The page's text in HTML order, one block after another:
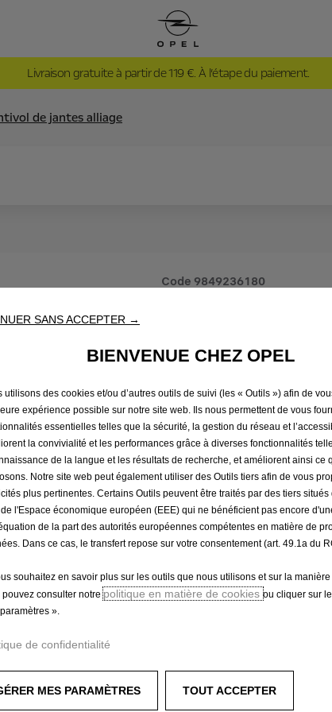
Livraison gratuite à partir de 119 €. À l’étape du paiement.
de jantes alliage
Code 9849236180
VIS
ALLIAGE
47,10 €
P
r
i
c
e
i
4
7
TTC/unité
-
+
Q
u
a
t
i
p
Livraison :14/08
vos jantes et pneumatiques.
et d'un pneu.
SANS ACCEPTER →
BIENVENUE CHEZ OPEL
utilisons des cookies et/ou d’autres outils de suivi (les « Outils ») afin de
expérience possible sur notre site web. Ils nous permettent de vous
essentielles telles que la sécurité, la gestion du réseau et
la convivialité et les performances grâce à diverses fonctionnalités
de la langue et les résultats de recherche, et améliorent ainsi ce
Notre site web peut également utiliser des Outils tiers afin de vous
plus pertinentes. Certains Outils peuvent être traités par des tiers situés
l'Espace économique européen (EEE) qui ne bénéficient pas encore
de la part des autorités européennes compétentes en matière de
Dans ce cas, le transfert repose sur votre consentement (art. 49.1a du
souhaitez en savoir plus sur les outils que nous utilisons et sur la
pouvez consulter notrepolitique en matière de cookies ou cliquer sur
».
de confidentialité
GÉRER MES PARAMÈTRES TOUT ACCEPTER